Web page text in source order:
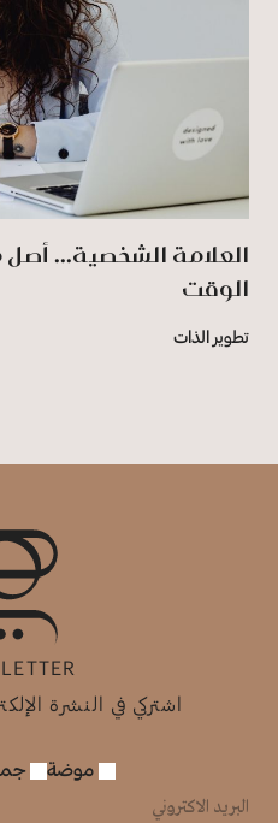
العلامة الشخصية...
الوقت
تطوير الذات
اشتركي في النشرة
موضة